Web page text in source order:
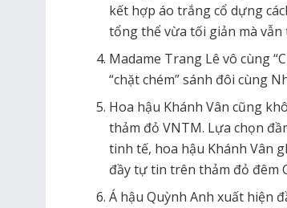
kết hợp áo trắng cổ dựng
tổng thể vừa tối giản mà
Madame Trang Lê vô cùng
“chặt chém” sánh đôi cùng
Hoa hậu Khánh Vân cũng
thảm đỏ VNTM. Lựa chọn
tinh tế, hoa hậu Khánh Vân
đầy tự tin trên thảm đỏ đêm
Á hậu Quỳnh Anh xuất hiện